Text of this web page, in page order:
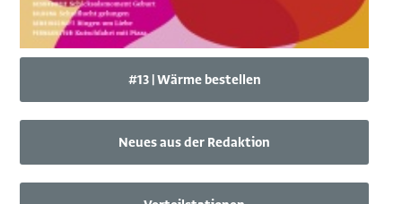
#13 | Wärme bestellen
Neues aus der Redaktion